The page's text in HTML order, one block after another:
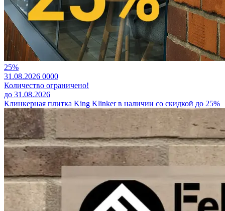
25%
31.08.2026 0000
Количество ограничено!
до 31.08.2026
Клинкерная плитка King Klinker в наличии со скидкой до 25%